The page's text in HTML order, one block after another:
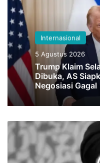
Internasional
5 Agustus 2026
Trump Klaim
Dibuka, AS
Negosiasi Gagal
Timur
Tengah
Memanas,
Serangan